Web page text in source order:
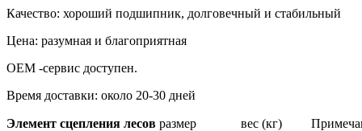
Качество: хороший подшипник, долговечный и стабильный
Цена: разумная и благоприятная
OEM -сервис доступен.
Время доставки: около 20-30 дней
Элемент сцепления лесов размер вес (кг)